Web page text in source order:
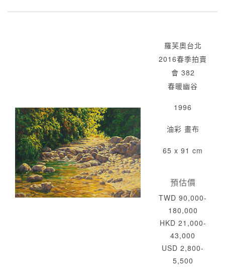
羅芙奧台北
2016春季拍賣
會 382
春暖幽谷
1996
油彩 畫布
65 x 91 cm
預估價
TWD 90,000-
180,000
HKD 21,000-
43,000
USD 2,800-
5,500